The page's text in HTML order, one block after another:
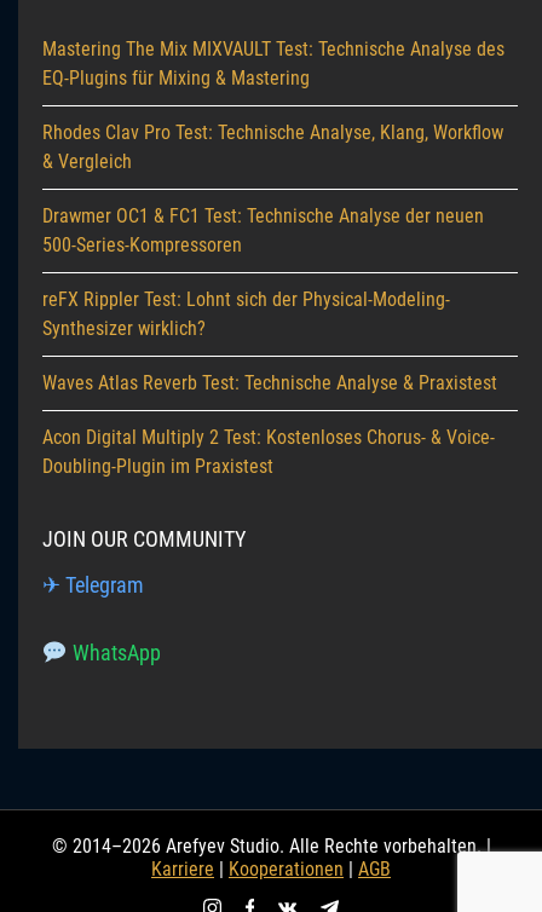
Mastering The Mix MIXVAULT Test: Technische Analyse des
EQ-Plugins für Mixing & Mastering
Rhodes Clav Pro Test: Technische Analyse, Klang, Workflow
& Vergleich
Drawmer OC1 & FC1 Test: Technische Analyse der neuen
500-Series-Kompressoren
reFX Rippler Test: Lohnt sich der Physical-Modeling-
Synthesizer wirklich?
Waves Atlas Reverb Test: Technische Analyse & Praxistest
Acon Digital Multiply 2 Test: Kostenloses Chorus- & Voice-
Doubling-Plugin im Praxistest
JOIN OUR COMMUNITY
✈ Telegram
WhatsApp
© 2014–2026 Arefyev Studio. Alle Rechte vorbehalten. |
Karriere
Kooperationen AGB